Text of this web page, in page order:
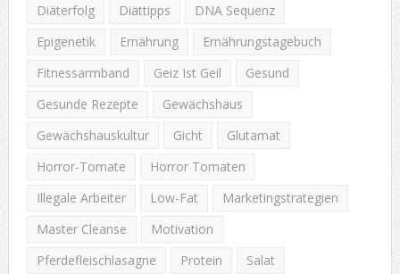
Diäterfolg
Diättipps
DNA Sequenz
Epigenetik
Ernährung
Ernährungstagebuch
Fitnessarmband
Geiz Ist Geil
Gesund
Gesunde Rezepte
Gewächshaus
Gewächshauskultur
Gicht
Glutamat
Horror-Tomate
Horror Tomaten
Illegale Arbeiter
Low-Fat
Marketingstrategien
Master Cleanse
Motivation
Pferdefleischlasagne
Protein
Salat